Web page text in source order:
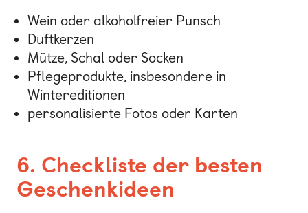
Wein oder alkoholfreier Punsch
Duftkerzen
Mütze, Schal oder Socken
Pflegeprodukte, insbesondere in
Wintereditionen
personalisierte Fotos oder Karten
6. Checkliste der besten
Geschenkideen